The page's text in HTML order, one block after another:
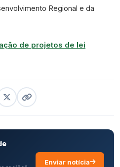
Regional e da
de projetos de lei
Enviar notícia